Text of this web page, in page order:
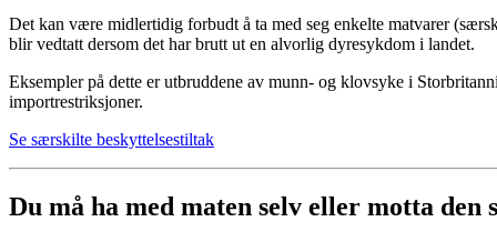
Det kan være midlertidig forbudt å ta med seg enkelte matvarer
blir vedtatt dersom det har brutt ut en alvorlig dyresykdom i landet.
Eksempler på dette er utbruddene av munn- og klovsyke i
importrestriksjoner.
Se særskilte beskyttelsestiltak
Du må ha med maten selv eller motta den